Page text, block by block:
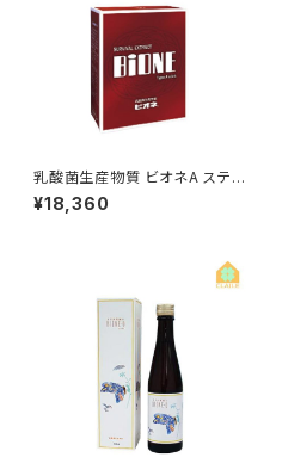
乳酸菌生産物質 ビオネA スティ
ック 10ml×30包
¥18,360